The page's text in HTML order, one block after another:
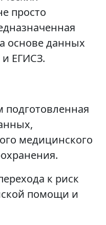
просто
основе данных
ЕГИСЗ.
медицинского
к риск
помощи и